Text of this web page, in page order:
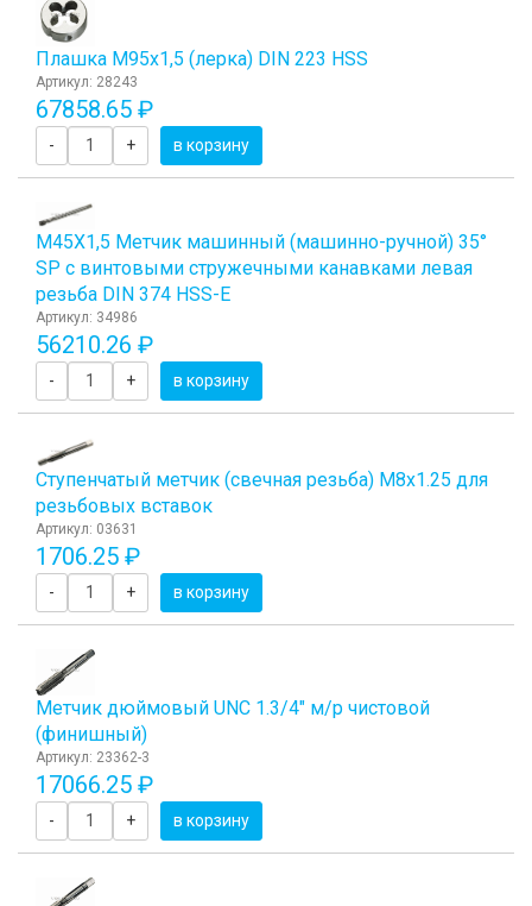
Плашка М95x1,5 (лерка) DIN 223 HSS
Артикул: 28243
67858.65 ₽
- + в корзину
М45Х1,5 Метчик машинный (машинно-ручной) 35°
SP с винтовыми стружечными канавками левая
резьба DIN 374 HSS-E
Артикул: 34986
56210.26 ₽
- + в корзину
Ступенчатый метчик (свечная резьба) М8х1.25 для
резьбовых вставок
Артикул: 03631
1706.25 ₽
- + в корзину
Метчик дюймовый UNC 1.3/4" м/р чистовой
(финишный)
Артикул: 23362-3
17066.25 ₽
- + в корзину